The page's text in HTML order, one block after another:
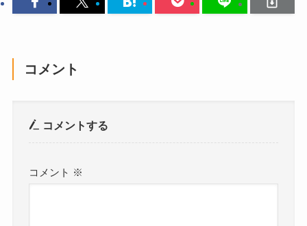
コメント
コメントする
コメント ※